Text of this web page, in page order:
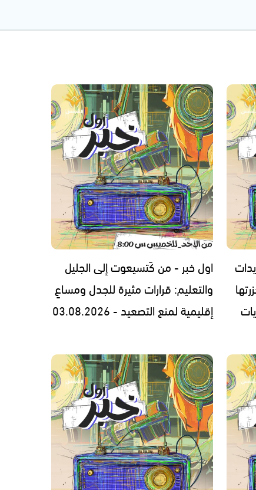
اول خبر - من كَتسيعوت إلى الجليل
والتعليم: قرارات مثيرة للجدل ومساعٍ
إقليمية لمنع التصعيد - 03.08.2026